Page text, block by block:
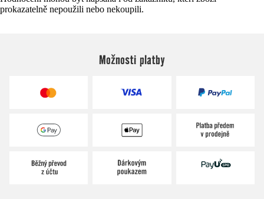
prokazatelně nepoužili nebo nekoupili.
Možnosti platby